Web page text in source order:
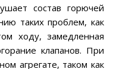
состав горючей
таких проблем, как
ходу, замедленная
клапанов. При
агрегате, таком как